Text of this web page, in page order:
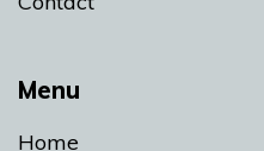
Menu
Home